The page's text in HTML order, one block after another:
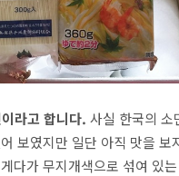
라고 합니다. 사실 한국의 소
보였지만 일단 아직 맛을 보
다가 무지개색으로 섞여 있